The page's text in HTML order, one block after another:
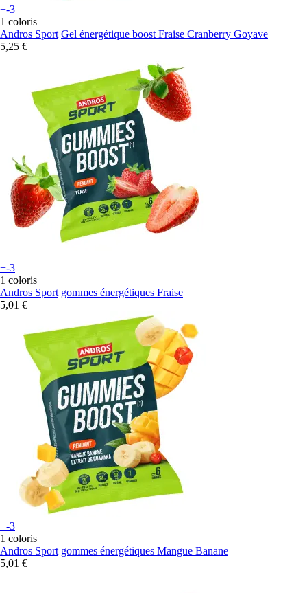
+-3
1 coloris
Andros Sport Gel énergétique boost Fraise Cranberry Goyave
5,25 €
+-3
1 coloris
Andros Sport gommes énergétiques Fraise
5,01 €
+-3
1 coloris
Andros Sport gommes énergétiques Mangue Banane
5,01 €